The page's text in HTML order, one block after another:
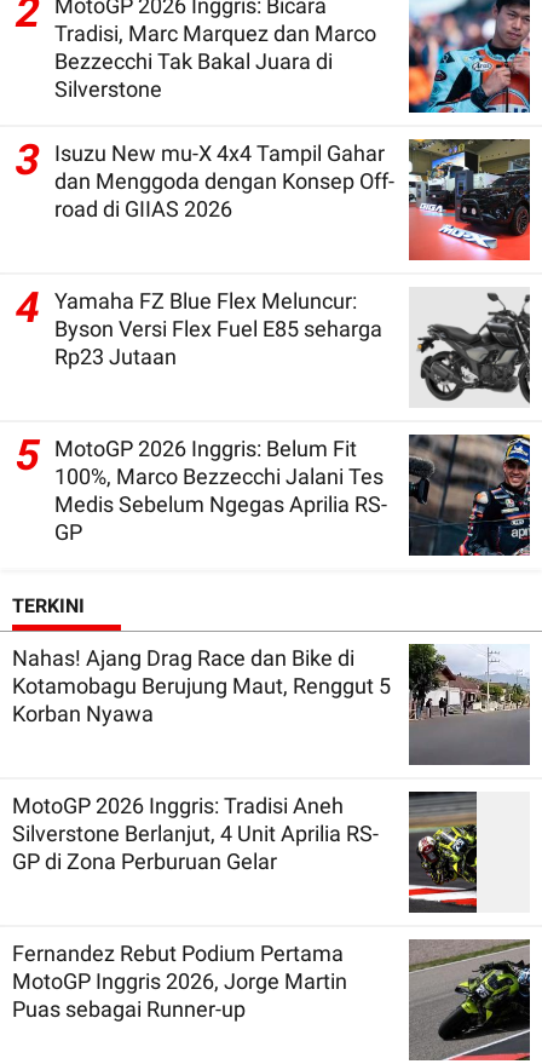
2
MotoGP 2026 Inggris: Bicara
Tradisi, Marc Marquez dan Marco
Bezzecchi Tak Bakal Juara di
Silverstone
3
Isuzu New mu-X 4x4 Tampil Gahar
dan Menggoda dengan Konsep Off-
road di GIIAS 2026
4
Yamaha FZ Blue Flex Meluncur:
Byson Versi Flex Fuel E85 seharga
Rp23 Jutaan
5 MotoGP 2026 Inggris: Belum Fit
100%, Marco Bezzecchi Jalani Tes
Medis Sebelum Ngegas Aprilia RS-
GP
TERKINI
Nahas! Ajang Drag Race dan Bike di
Kotamobagu Berujung Maut, Renggut 5
Korban Nyawa
MotoGP 2026 Inggris: Tradisi Aneh
Silverstone Berlanjut, 4 Unit Aprilia RS-
GP di Zona Perburuan Gelar
Fernandez Rebut Podium Pertama
MotoGP Inggris 2026, Jorge Martin
Puas sebagai Runner-up